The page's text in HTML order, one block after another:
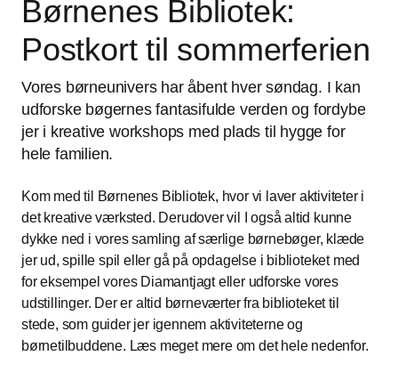
Børnenes Bibliotek:
Postkort til sommerferien
Vores børneunivers har åbent hver søndag. I kan
udforske bøgernes fantasifulde verden og fordybe
jer i kreative workshops med plads til hygge for
hele familien.
Kom med til Børnenes Bibliotek, hvor vi laver aktiviteter i
det kreative værksted. Derudover vil I også altid kunne
dykke ned i vores samling af særlige børnebøger, klæde
jer ud, spille spil eller gå på opdagelse i biblioteket med
for eksempel vores Diamantjagt eller udforske vores
udstillinger. Der er altid børneværter fra biblioteket til
stede, som guider jer igennem aktiviteterne og
børnetilbuddene. Læs meget mere om det hele nedenfor.